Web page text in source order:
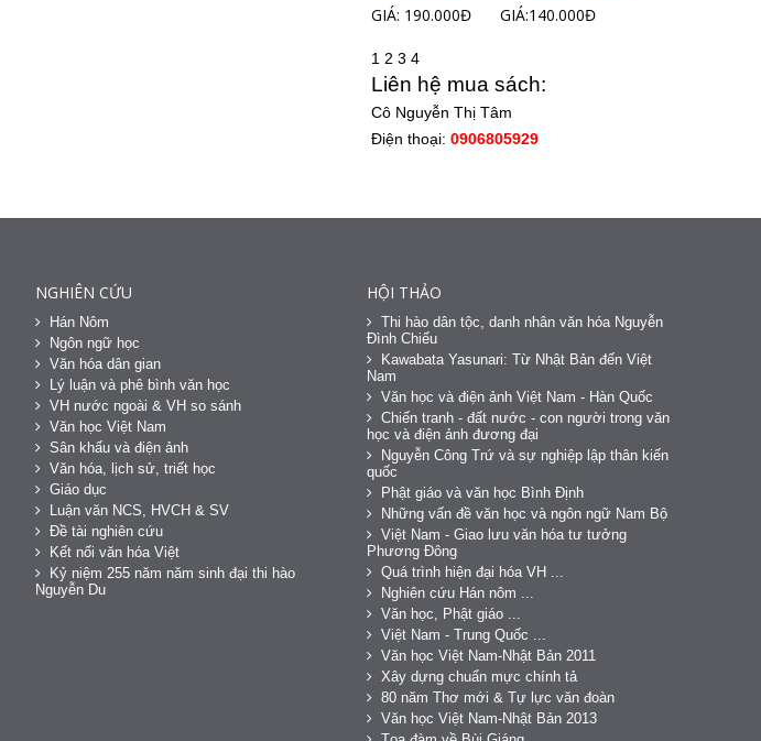
GIÁ: 190.000Đ GIÁ:140.000Đ
1 2 3 4
Liên hệ mua sách:
Cô Nguyễn Thị Tâm
Điện thoại: 0906805929
NGHIÊN CỨU
Hán Nôm
Ngôn ngữ học
Văn hóa dân gian
Lý luận và phê bình văn học
VH nước ngoài & VH so sánh
Văn học Việt Nam
Sân khấu và điện ảnh
Văn hóa, lịch sử, triết học
Giáo dục
Luận văn NCS, HVCH & SV
Đề tài nghiên cứu
Kết nối văn hóa Việt
Kỷ niệm 255 năm năm sinh đại thi hào
Nguyễn Du
HỘI THẢO
Thi hào dân tộc, danh nhân văn hóa Nguyễn
Đình Chiểu
Kawabata Yasunari: Từ Nhật Bản đến Việt
Nam
Văn học và điện ảnh Việt Nam - Hàn Quốc
Chiến tranh - đất nước - con người trong văn
học và điện ảnh đương đại
Nguyễn Công Trứ và sự nghiệp lập thân kiến
quốc
Phật giáo và văn học Bình Định
Những vấn đề văn học và ngôn ngữ Nam Bộ
Việt Nam - Giao lưu văn hóa tư tưởng
Phương Đông
Quá trình hiện đại hóa VH ...
Nghiên cứu Hán nôm ...
Văn học, Phật giáo ...
Việt Nam - Trung Quốc ...
Văn học Việt Nam-Nhật Bản 2011
Xây dựng chuẩn mực chính tả
80 năm Thơ mới & Tự lực văn đoàn
Văn học Việt Nam-Nhật Bản 2013